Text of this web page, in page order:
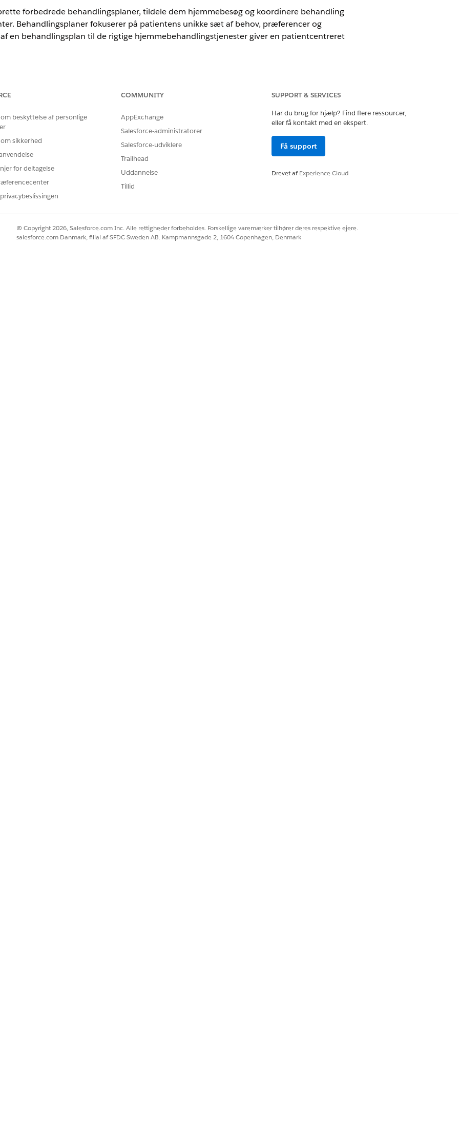
forbedrede behandlingsplaner, tildele dem hjemmebesøg og koordinere behandling
Behandlingsplaner fokuserer på patientens unikke sæt af behov, præferencer og
en behandlingsplan til de rigtige hjemmebehandlingstjenester giver en patientcentreret
beskriver en patients behandlingsmål og planlagte sundhedsaktiviteter.
Edition med Health Cloud og tilføjelsesprogramlicensen Home Health
BRUGERTILLADELSER PÅKRÆVET
dine brugere at knytte behandlingsplaner til hjemmebesøg, skal du fuldføre opsætningen af
Hvis du ønsker detaljerede instruktioner, kan du se
behandlingsplaner under hjemmebesøg
beskyttelse af personlige
sikkerhed
for deltagelse
COMMUNITY
AppExchange
Salesforce-administratorer
Salesforce-udviklere
Trailhead
Uddannelse
Tillid
SUPPORT & SERVICES
Har du brug for hjælp? Find flere ressourcer,
eller få kontakt med en ekspert.
Få support
Drevet afExperience Cloud
© Copyright 2026, Salesforce.com Inc. Alle rettigheder forbeholdes. Forskellige varemærker tilhører deres respektive ejere.
salesforce.com Danmark, filial af SFDC Sweden AB. Kampmannsgade 2, 1604 Copenhagen, Denmark